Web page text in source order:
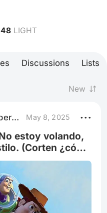
48 LIGHT
Discussions Lists
New
noseuncarajodecineperomegusta May 8, 2025
estoy volando,
(Corten ¿cómo